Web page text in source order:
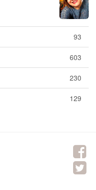
93
603
230
129